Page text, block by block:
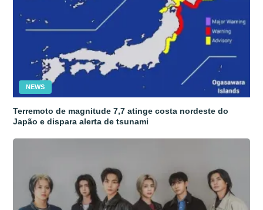
NEWS
Terremoto de magnitude 7,7 atinge costa nordeste do
Japão e dispara alerta de tsunami